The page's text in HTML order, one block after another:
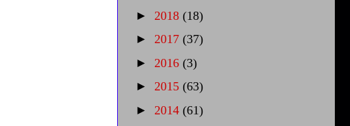
► 2018 (18)
► 2017 (37)
► 2016 (3)
► 2015 (63)
► 2014 (61)